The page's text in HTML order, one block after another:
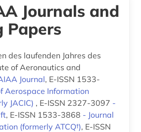
Journals and
Papers
des laufenden Jahres des
of Aeronautics and
Journal, E-ISSN 1533-
Aerospace Information
JACIC) , E-ISSN 2327-3097 -
, E-ISSN 1533-3868 - Journal
(formerly ATCQ†), E-ISSN